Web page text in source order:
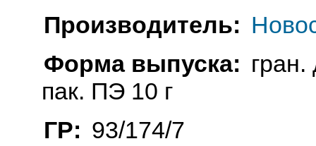
Производитель:
Форма выпуска:
пак. ПЭ 10 г
ГР: 93/174/7